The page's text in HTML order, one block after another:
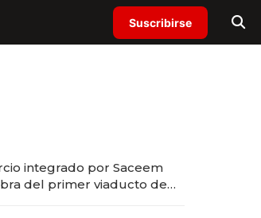
Suscribirse
integrado por Saceem
del primer viaducto de